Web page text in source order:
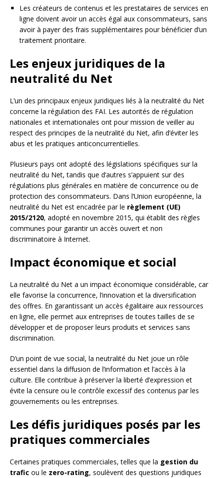
Les créateurs de contenus et les prestataires de services en
ligne doivent avoir un accès égal aux consommateurs, sans
avoir à payer des frais supplémentaires pour bénéficier d’un
traitement prioritaire.
Les enjeux juridiques de la
neutralité du Net
L’un des principaux enjeux juridiques liés à la neutralité du Net
concerne la régulation des FAI. Les autorités de régulation
nationales et internationales ont pour mission de veiller au
respect des principes de la neutralité du Net, afin d’éviter les
abus et les pratiques anticoncurrentielles.
Plusieurs pays ont adopté des législations spécifiques sur la
neutralité du Net, tandis que d’autres s’appuient sur des
régulations plus générales en matière de concurrence ou de
protection des consommateurs. Dans l’Union européenne, la
neutralité du Net est encadrée par le règlement (UE)
2015/2120, adopté en novembre 2015, qui établit des règles
communes pour garantir un accès ouvert et non
discriminatoire à Internet.
Impact économique et social
La neutralité du Net a un impact économique considérable, car
elle favorise la concurrence, l’innovation et la diversification
des offres. En garantissant un accès égalitaire aux ressources
en ligne, elle permet aux entreprises de toutes tailles de se
développer et de proposer leurs produits et services sans
discrimination.
D’un point de vue social, la neutralité du Net joue un rôle
essentiel dans la diffusion de l’information et l’accès à la
culture. Elle contribue à préserver la liberté d’expression et
évite la censure ou le contrôle excessif des contenus par les
gouvernements ou les entreprises.
Les défis juridiques posés par les
pratiques commerciales
Certaines pratiques commerciales, telles que la gestion du
trafic ou le zero-rating, soulèvent des questions juridiques